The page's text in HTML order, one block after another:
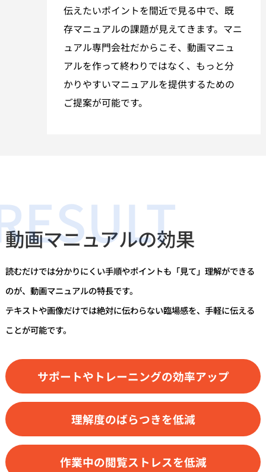
伝えたいポイントを間近で見る中で、既
存マニュアルの課題が見えてきます。マニ
ュアル専門会社だからこそ、動画マニュ
アルを作って終わりではなく、もっと分
かりやすいマニュアルを提供するための
ご提案が可能です。
動画マニュアルの効果
読むだけでは分かりにくい手順やポイントも「見て」理解ができる
のが、動画マニュアルの特長です。
テキストや画像だけでは絶対に伝わらない臨場感を、手軽に伝える
ことが可能です。
サポートやトレーニングの効率アップ
理解度のばらつきを低減
作業中の閲覧ストレスを低減